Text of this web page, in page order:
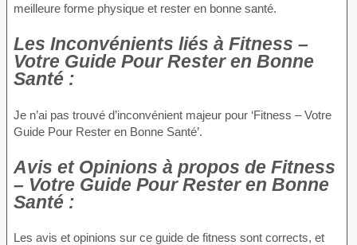
meilleure forme physique et rester en bonne santé.
Les Inconvénients liés à Fitness –
Votre Guide Pour Rester en Bonne
Santé :
Je n’ai pas trouvé d’inconvénient majeur pour ‘Fitness – Votre
Guide Pour Rester en Bonne Santé’.
Avis et Opinions à propos de Fitness
– Votre Guide Pour Rester en Bonne
Santé :
Les avis et opinions sur ce guide de fitness sont corrects, et